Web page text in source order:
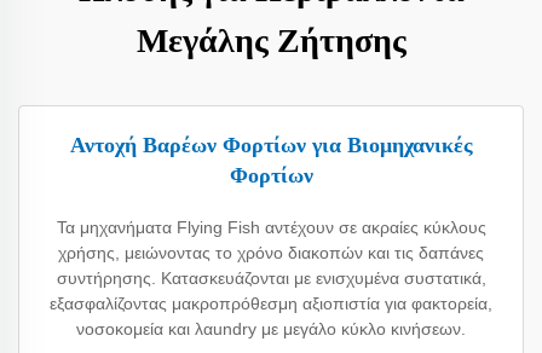
Μεγάλης Ζήτησης
Αντοχή Βαρέων Φορτίων για Βιομηχανικές
Φορτίων
Τα μηχανήματα Flying Fish αντέχουν σε ακραίες κύκλους
χρήσης, μειώνοντας το χρόνο διακοπών και τις δαπάνες
συντήρησης. Κατασκευάζονται με ενισχυμένα συστατικά,
εξασφαλίζοντας μακροπρόθεσμη αξιοπιστία για φακτορεία,
νοσοκομεία και λαundry με μεγάλο κύκλο κινήσεων.